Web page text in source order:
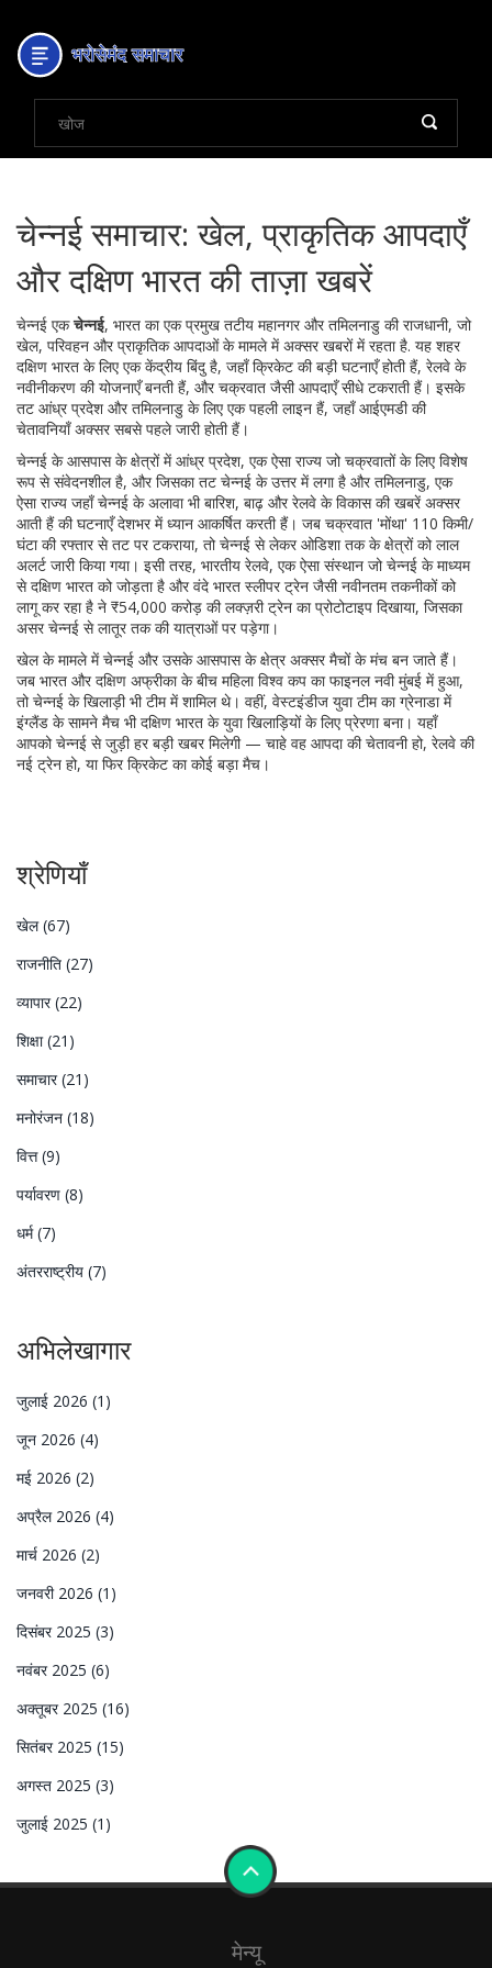
चेन्नई समाचार: खेल, प्राकृतिक आपदाएँ
और दक्षिण भारत की ताज़ा खबरें
चेन्नई एकचेन्नई, भारत का एक प्रमुख तटीय महानगर और तमिलनाडु की राजधानी, जो
खेल, परिवहन और प्राकृतिक आपदाओं के मामले में अक्सर खबरों में रहता है. यह शहर
दक्षिण भारत के लिए एक केंद्रीय बिंदु है, जहाँ क्रिकेट की बड़ी घटनाएँ होती हैं, रेलवे के
नवीनीकरण की योजनाएँ बनती हैं, और चक्रवात जैसी आपदाएँ सीधे टकराती हैं। इसके
तट आंध्र प्रदेश और तमिलनाडु के लिए एक पहली लाइन हैं, जहाँ आईएमडी की
चेतावनियाँ अक्सर सबसे पहले जारी होती हैं।
चेन्नई के आसपास के क्षेत्रों मेंआंध्र प्रदेश, एक ऐसा राज्य जो चक्रवातों के लिए विशेष
रूप से संवेदनशील है, और जिसका तट चेन्नई के उत्तर में लगा है औरतमिलनाडु, एक
ऐसा राज्य जहाँ चेन्नई के अलावा भी बारिश, बाढ़ और रेलवे के विकास की खबरें अक्सर
आती हैंकी घटनाएँ देशभर में ध्यान आकर्षित करती हैं। जब चक्रवात 'मोंथा' 110 किमी/
घंटा की रफ्तार से तट पर टकराया, तो चेन्नई से लेकर ओडिशा तक के क्षेत्रों को लाल
अलर्ट जारी किया गया। इसी तरह, भारतीय रेलवे, एक ऐसा संस्थान जो चेन्नई के माध्यम
से दक्षिण भारत को जोड़ता है और वंदे भारत स्लीपर ट्रेन जैसी नवीनतम तकनीकों को
लागू कर रहा है ने ₹54,000 करोड़ की लक्ज़री ट्रेन का प्रोटोटाइप दिखाया, जिसका
असर चेन्नई से लातूर तक की यात्राओं पर पड़ेगा।
खेल के मामले में चेन्नई और उसके आसपास के क्षेत्र अक्सर मैचों के मंच बन जाते हैं।
जब भारत और दक्षिण अफ्रीका के बीच महिला विश्व कप का फाइनल नवी मुंबई में हुआ,
तो चेन्नई के खिलाड़ी भी टीम में शामिल थे। वहीं, वेस्टइंडीज युवा टीम का ग्रेनाडा में
इंग्लैंड के सामने मैच भी दक्षिण भारत के युवा खिलाड़ियों के लिए प्रेरणा बना। यहाँ
आपको चेन्नई से जुड़ी हर बड़ी खबर मिलेगी — चाहे वह आपदा की चेतावनी हो, रेलवे की
नई ट्रेन हो, या फिर क्रिकेट का कोई बड़ा मैच।
श्रेणियाँ
खेल(67)
राजनीति (27)
व्यापार(22)
शिक्षा(21)
समाचार(21)
मनोरंजन (18)
वित्त(9)
पर्यावरण (8)
धर्म(7)
अंतरराष्ट्रीय (7)
अभिलेखागार
जुलाई 2026 (1)
जून 2026 (4)
मई 2026 (2)
अप्रैल 2026 (4)
मार्च 2026 (2)
जनवरी 2026 (1)
दिसंबर 2025 (3)
नवंबर 2025 (6)
अक्तूबर 2025 (16)
सितंबर 2025 (15)
अगस्त 2025 (3)
जुलाई 2025 (1)
मेन्यू